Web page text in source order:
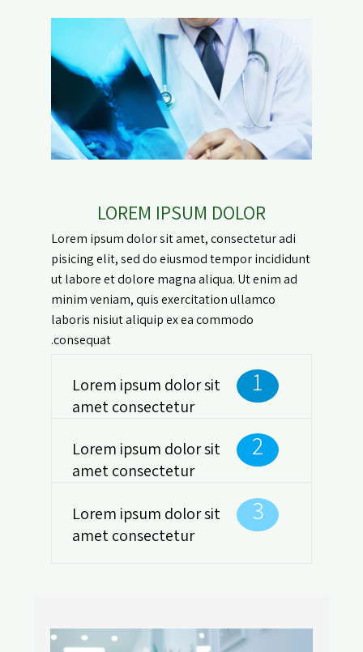
LOREM IPSUM DOLOR
Lorem ipsum dolor sit amet, consectetur adi
pisicing elit, sed do eiusmod tempor incididunt
ut labore et dolore magna aliqua. Ut enim ad
minim veniam, quis exercitation ullamco
laboris nisiut aliquip ex ea commodo
consequat.
1
Lorem ipsum dolor sit
amet consectetur
2
Lorem ipsum dolor sit
amet consectetur
3
Lorem ipsum dolor sit
amet consectetur